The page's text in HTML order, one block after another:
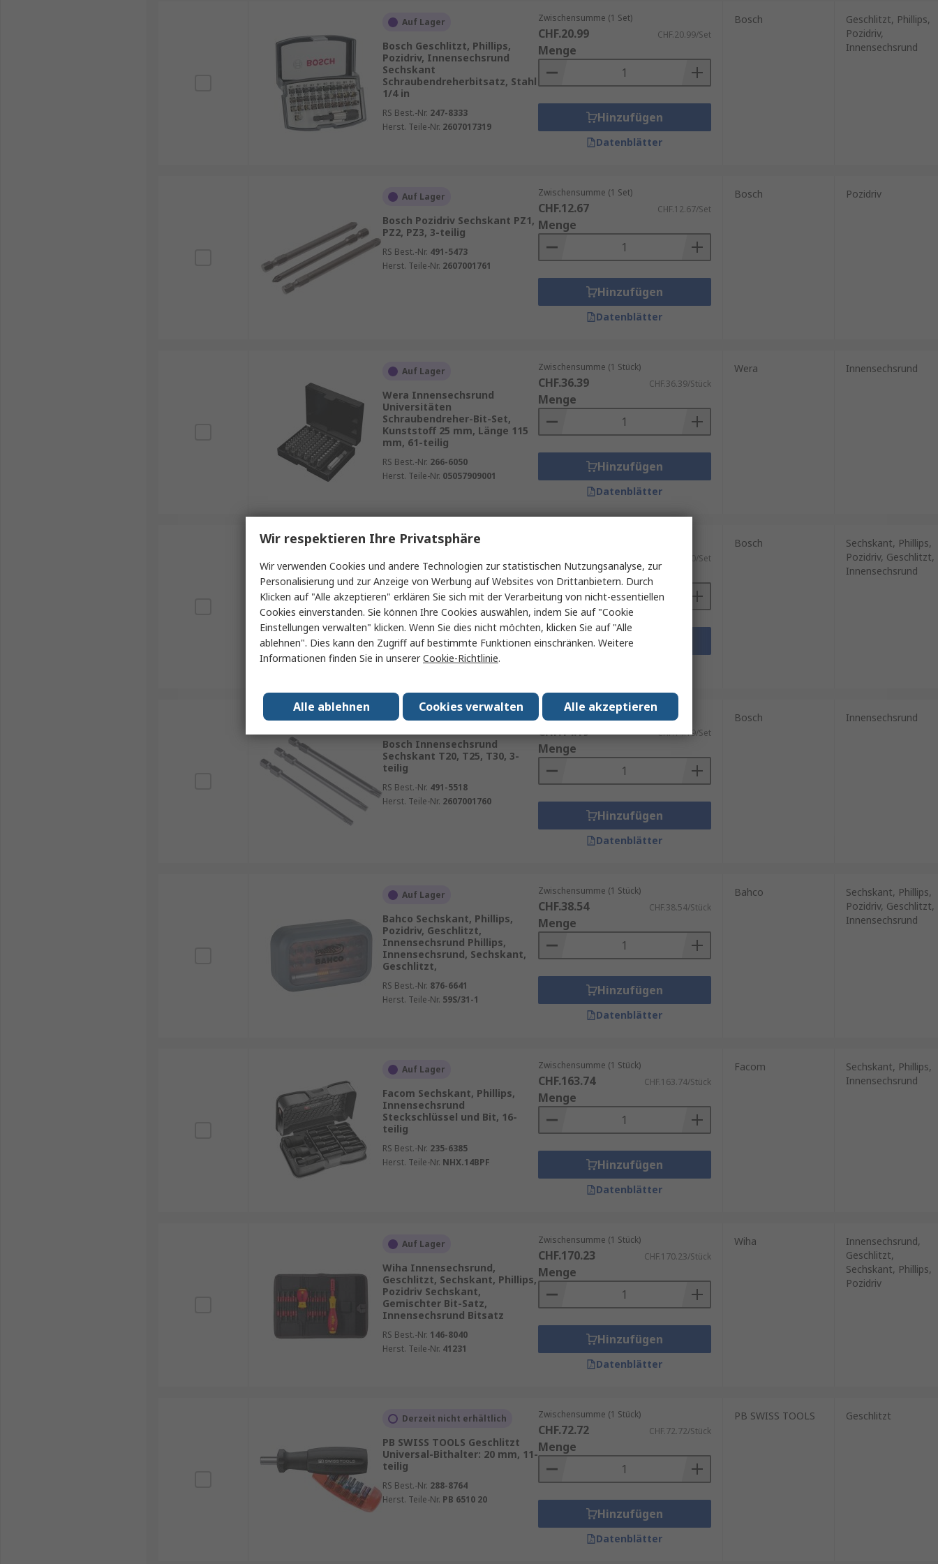
Auf Lager
Bosch Geschlitzt, Phillips,
Pozidriv, Innensechsrund
Sechskant
Schraubendreherbitsatz, Stahl
1/4 in
RS Best.-Nr. 247-8333
Herst. Teile-Nr. 2607017319
Zwischensumme (1 Set)
CHF.20.99 CHF.20.99/Set
Menge
Hinzufügen
Datenblätter
Bosch
Geschlitzt, Phillips,
Pozidriv,
Innensechsrund
Auf Lager
Bosch Pozidriv Sechskant PZ1,
PZ2, PZ3, 3-teilig
RS Best.-Nr. 491-5473
Herst. Teile-Nr. 2607001761
Zwischensumme (1 Set)
CHF.12.67 CHF.12.67/Set
Menge
Hinzufügen
Datenblätter
Bosch Pozidriv
Auf Lager
Wera Innensechsrund
Universitäten
Schraubendreher-Bit-Set,
Kunststoff 25 mm, Länge 115
mm, 61-teilig
RS Best.-Nr. 266-6050
Herst. Teile-Nr. 05057909001
Zwischensumme (1 Stück)
CHF.36.39 CHF.36.39/Stück
Menge
Hinzufügen
Datenblätter
Wera Innensechsrund
Auf Lager
Bosch Sechskant, Phillips,
Pozidriv, Geschlitzt,
Innensechsrund Ratsche
Schraubendreherbitsatz,
Titannitrid
RS Best.-Nr.
247-8332
Herst. Teile-Nr.2607017195
CHF.48.80/Set
Menge
Hinzufügen
Bosch
Sechskant, Phillips,
Pozidriv, Geschlitzt,
Innensechsrund
Auf Lager
Bosch Innensechsrund
Sechskant T20, T25, T30, 3-
teilig
RS Best.-Nr. 491-5518
Herst. Teile-Nr. 2607001760
Zwischensumme (1 Set)
CHF.14.19 CHF.14.19/Set
Menge
Hinzufügen
Datenblätter
Bosch Innensechsrund
Auf Lager
Bahco Sechskant, Phillips,
Pozidriv, Geschlitzt,
Innensechsrund Phillips,
Innensechsrund, Sechskant,
Geschlitzt,
RS Best.-Nr. 876-6641
Herst. Teile-Nr. 59S/31-1
Zwischensumme (1 Stück)
CHF.38.54 CHF.38.54/Stück
Menge
Hinzufügen
Datenblätter
Bahco
Sechskant, Phillips,
Pozidriv, Geschlitzt,
Innensechsrund
Auf Lager
Facom Sechskant, Phillips,
Innensechsrund
Steckschlüssel und Bit, 16-
teilig
RS Best.-Nr. 235-6385
Herst. Teile-Nr. NHX.14BPF
Zwischensumme (1 Stück)
CHF.163.74 CHF.163.74/Stück
Menge
Hinzufügen
Datenblätter
Facom
Sechskant, Phillips,
Innensechsrund
Auf Lager
Wiha Innensechsrund,
Geschlitzt, Sechskant, Phillips,
Pozidriv Sechskant,
Gemischter Bit-Satz,
Innensechsrund Bitsatz
RS Best.-Nr. 146-8040
Herst. Teile-Nr. 41231
Zwischensumme (1 Stück)
CHF.170.23 CHF.170.23/Stück
Menge
Hinzufügen
Datenblätter
Wiha
Innensechsrund,
Geschlitzt,
Sechskant, Phillips,
Pozidriv
Derzeit nicht erhältlich
PB SWISS TOOLS Geschlitzt
Universal-Bithalter: 20 mm, 11-
teilig
RS Best.-Nr. 288-8764
Herst. Teile-Nr. PB 6510 20
Zwischensumme (1 Stück)
CHF.72.72 CHF.72.72/Stück
Menge
Hinzufügen
Datenblätter
PB SWISS TOOLS Geschlitzt
Wir respektieren Ihre Privatsphäre
Wir verwenden Cookies und andere Technologien zur statistischen Nutzungsanalyse, zur
Personalisierung und zur Anzeige von Werbung auf Websites von Drittanbietern. Durch
Klicken auf "Alle akzeptieren" erklären Sie sich mit der Verarbeitung von nicht-essentiellen
Cookies einverstanden. Sie können Ihre Cookies auswählen, indem Sie auf "Cookie
Einstellungen verwalten" klicken. Wenn Sie dies nicht möchten, klicken Sie auf "Alle
ablehnen". Dies kann den Zugriff auf bestimmte Funktionen einschränken. Weitere
Informationen finden Sie in unsererCookie-Richtlinie.
Alle akzeptieren
Cookies verwalten
Alle ablehnen